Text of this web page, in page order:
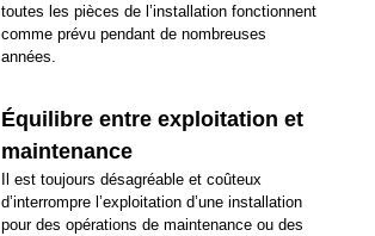
toutes les pièces de l’installation fonctionnent
comme prévu pendant de nombreuses
années.
Équilibre entre exploitation et
maintenance
Il est toujours désagréable et coûteux
d’interrompre l’exploitation d’une installation
pour des opérations de maintenance ou des